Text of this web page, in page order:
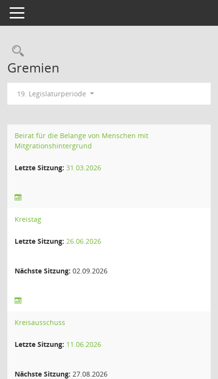
Toggle navigation
Rechercheauswahl
Gremien
19. Legislaturperiode
Beirat für die Belange von Menschen mit
Mitgrationshintergrund
Letzte Sitzung: 31.03.2026
Kreistag
Letzte Sitzung: 26.06.2026
Nächste Sitzung: 02.09.2026
Kreisausschuss
Letzte Sitzung: 11.06.2026
Nächste Sitzung: 27.08.2026